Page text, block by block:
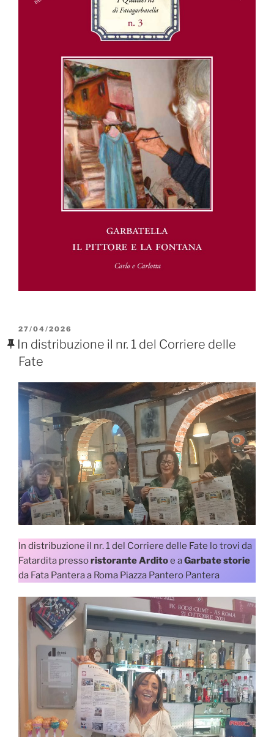
PUBBLICATO
IL
27/04/2026
In distribuzione il nr. 1 del Corriere delle
Fate
In distribuzione il nr. 1 del Corriere delle Fate lo trovi da
Fatardita pressoristorante Arditoe aGarbate storie
da Fata Pantera a Roma Piazza Pantero Pantera